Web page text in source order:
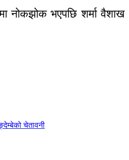
नोकझोक भएपछि शर्मा
चेतावनी